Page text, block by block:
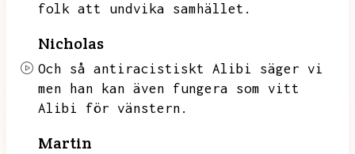
folk att undvika samhället.
Nicholas
Och så antiracistiskt Alibi säger vi
men han kan även fungera som vitt
Alibi för vänstern.
Martin